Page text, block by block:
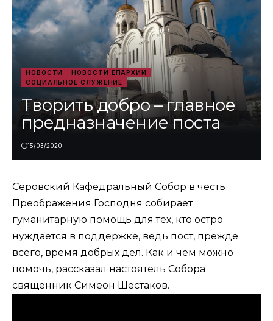
НОВОСТИ
НОВОСТИ ЕПАРХИИ
СОЦИАЛЬНОЕ СЛУЖЕНИЕ
Творить добро – главное
предназначение поста
15/03/2020
Серовский Кафедральный Собор в честь
Преображения Господня собирает
гуманитарную помощь для тех, кто остро
нуждается в поддержке, ведь пост, прежде
всего, время добрых дел. Как и чем можно
помочь, рассказал настоятель Собора
священник Симеон Шестаков.